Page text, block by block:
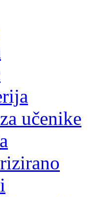
učenike